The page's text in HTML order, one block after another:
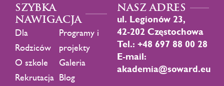
SZYBKA
NAWIGACJA
Dla
Rodziców
O szkole
Rekrutacja
Programy i
projekty
Galeria
Blog
NASZ ADRES
ul. Legionów 23,
42-202 Częstochowa
Tel.: +48 697 88 00 28
E-mail:
akademia@soward.eu